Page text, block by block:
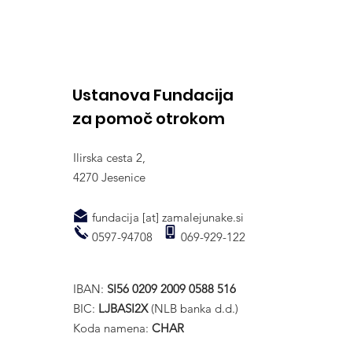
Ustanova Fundacija
za pomoč otrokom
Ilirska cesta 2,
4270 Jesenice
fundacija [at] zamalejunake.si
0597-94708 069-929-122
IBAN: SI56 0209 2009 0588 516
BIC: LJBASI2X (NLB banka d.d.)
Koda namena: CHAR